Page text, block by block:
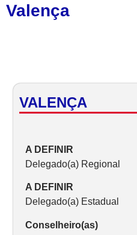
Valença
VALENÇA
A DEFINIR
Delegado(a) Regional
A DEFINIR
Delegado(a) Estadual
Conselheiro(as)